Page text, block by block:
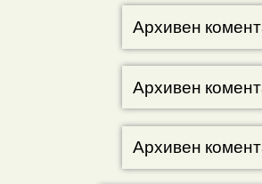
Архивен
Архивен
Архивен